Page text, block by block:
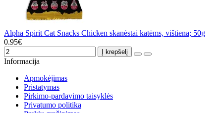
Alpha Spirit Cat Snacks Chicken skanėstai katėms, vištiena; 50g
0.95€
Į krepšelį
Informacija
Apmokėjimas
Pristatymas
Pirkimo-pardavimo taisyklės
Privatumo politika